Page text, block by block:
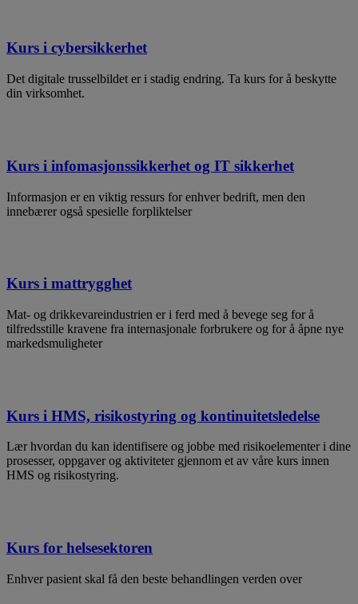
Kurs i cybersikkerhet
Det digitale trusselbildet er i stadig endring. Ta kurs for å beskytte
din virksomhet.
Kurs i infomasjonssikkerhet og IT sikkerhet
Informasjon er en viktig ressurs for enhver bedrift, men den
innebærer også spesielle forpliktelser
Kurs i mattrygghet
Mat- og drikkevareindustrien er i ferd med å bevege seg for å
tilfredsstille kravene fra internasjonale forbrukere og for å åpne nye
markedsmuligheter
Kurs i HMS, risikostyring og kontinuitetsledelse
​Lær hvordan du kan identifisere og jobbe med risikoelementer i dine
prosesser, oppgaver og aktiviteter gjennom et av våre kurs innen
HMS og risikostyring.
Kurs for helsesektoren
Enhver pasient skal få den beste behandlingen verden over